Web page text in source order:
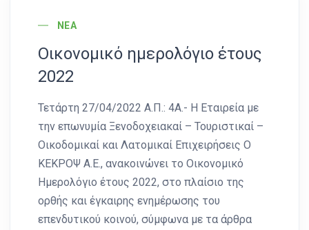
ΝΈΑ
Οικονομικό ημερολόγιο έτους
2022
Τετάρτη 27/04/2022 Α.Π.: 4A.- Η Εταιρεία με
την επωνυμία Ξενοδοχειακαί – Τουριστικαί –
Οικοδομικαί και Λατομικαί Επιχειρήσεις Ο
ΚΕΚΡΟΨ Α.Ε., ανακοινώνει το Οικονομικό
Ημερολόγιο έτους 2022, στο πλαίσιο της
ορθής και έγκαιρης ενημέρωσης του
επενδυτικού κοινού, σύμφωνα με τα άρθρα